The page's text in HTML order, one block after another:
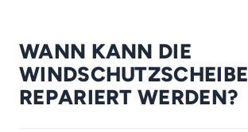
WANN KANN DIE
WINDSCHUTZSCHEIBE
REPARIERT WERDEN?